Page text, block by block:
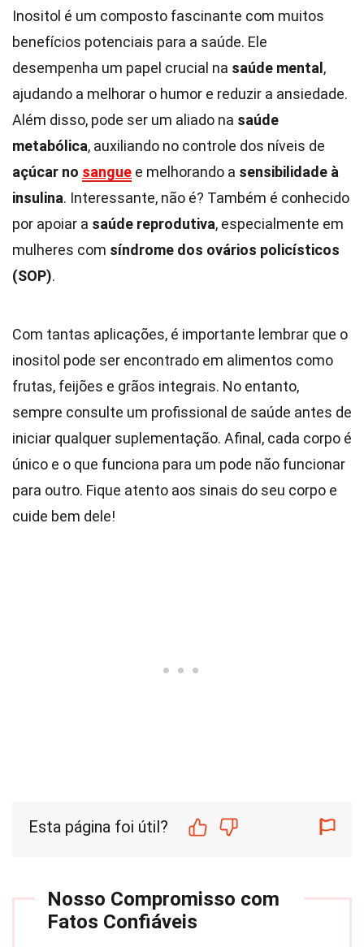
Inositol é um composto fascinante com muitos
benefícios potenciais para a saúde. Ele
desempenha um papel crucial na saúde mental ,
ajudando a melhorar o humor e reduzir a ansiedade.
Além disso, pode ser um aliado na saúde
metabólica, auxiliando no controle dos níveis de
açúcar no sangue e melhorando a sensibilidade à
insulina. Interessante, não é? Também é conhecido
por apoiar a saúde reprodutiva, especialmente em
mulheres com síndrome dos ovários policísticos
(SOP).
Com tantas aplicações, é importante lembrar que o
inositol pode ser encontrado em alimentos como
frutas, feijões e grãos integrais. No entanto,
sempre consulte um profissional de saúde antes de
iniciar qualquer suplementação. Afinal, cada corpo é
único e o que funciona para um pode não funcionar
para outro. Fique atento aos sinais do seu corpo e
cuide bem dele!
Esta página foi útil?
Nosso Compromisso com
Fatos Confiáveis